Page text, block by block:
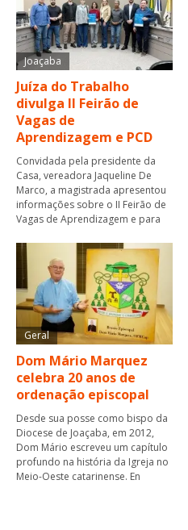
Joaçaba
Juíza do Trabalho
divulga II Feirão de
Vagas de
Aprendizagem e PCD
Convidada pela presidente da
Casa, vereadora Jaqueline De
Marco, a magistrada apresentou
informações sobre o II Feirão de
Vagas de Aprendizagem e para
Geral
Dom Mário Marquez
celebra 20 anos de
ordenação episcopal
Desde sua posse como bispo da
Diocese de Joaçaba, em 2012,
Dom Mário escreveu um capítulo
profundo na história da Igreja no
Meio-Oeste catarinense. En